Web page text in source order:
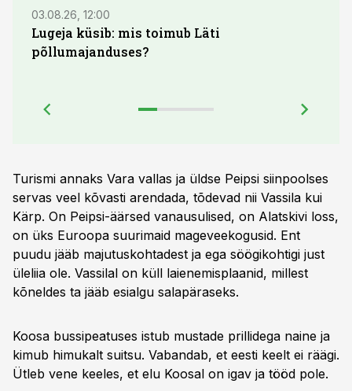
03.08.26, 12:00
Lugeja küsib: mis toimub Läti
põllumajanduses?
Turismi annaks Vara vallas ja üldse Peipsi siinpoolses
servas veel kõvasti arendada, tõdevad nii Vassila kui
Kärp. On Peipsi-äärsed vanausulised, on Alatskivi loss,
on üks Euroopa suurimaid mageveekogusid. Ent
puudu jääb majutuskohtadest ja ega söögikohtigi just
üleliia ole. Vassilal on küll laienemisplaanid, millest
kõneldes ta jääb esialgu salapäraseks.
Koosa bussipeatuses istub mustade prillidega naine ja
kimub himukalt suitsu. Vabandab, et eesti keelt ei räägi.
Ütleb vene keeles, et elu Koosal on igav ja tööd pole.